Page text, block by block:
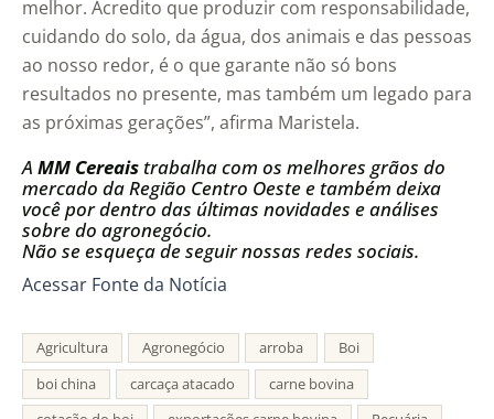
melhor. Acredito que produzir com responsabilidade,
cuidando do solo, da água, dos animais e das pessoas
ao nosso redor, é o que garante não só bons
resultados no presente, mas também um legado para
as próximas gerações”, afirma Maristela.
A MM Cereais trabalha com os melhores grãos do
mercado da Região Centro Oeste e também deixa
você por dentro das últimas novidades e análises
sobre do agronegócio.
Não se esqueça de seguir nossas redes sociais.
Acessar Fonte da Notícia
Agricultura Agronegócio arroba
Boi
boi china
carcaça atacado
carne bovina